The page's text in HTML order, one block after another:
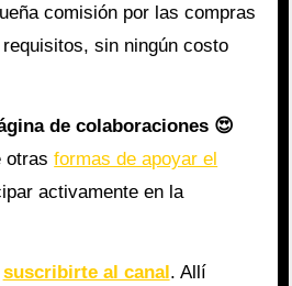
comisión por las compras
sin ningún costo
de colaboraciones 😍
otrasformas de apoyar el
activamente en la
suscribirte al canal. Allí